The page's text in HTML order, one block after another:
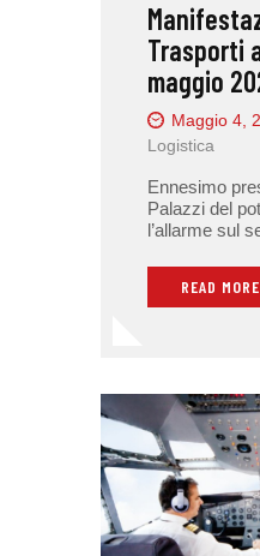
Trasporti
maggio
Maggio 4,
Logistica
Ennesimo
Palazzi del
l’allarme sul
READ MORE